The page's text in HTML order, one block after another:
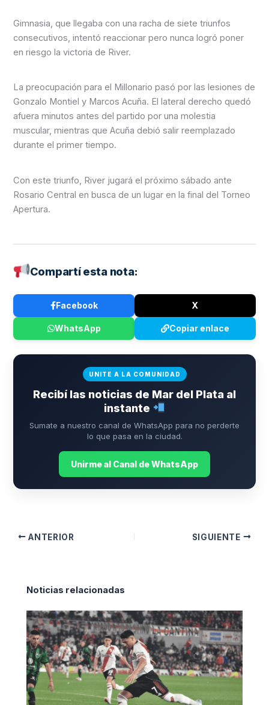
Gimnasia, que llegaba con una racha de siete triunfos
consecutivos, intentó reaccionar pero nunca logró poner
en riesgo la victoria de River.
La preocupación para el Millonario pasó por las lesiones de
Gonzalo Montiel y Marcos Acuña. El lateral derecho quedó
afuera minutos antes del partido por una molestia
muscular, mientras que Acuña debió salir reemplazado
durante el primer tiempo.
Con este triunfo, River jugará el próximo sábado ante
Rosario Central en busca de un lugar en la final del Torneo
Apertura.
Compartí esta nota:
Facebook X
WhatsApp Copiar enlace
UNITE A LA COMUNIDAD
Recibí las noticias de Mar del Plata al
instante
Sumate a nuestro canal de WhatsApp para no perderte
lo que pasa en la ciudad.
Unirme al Canal de WhatsApp
ANTERIOR SIGUIENTE
Noticias relacionadas